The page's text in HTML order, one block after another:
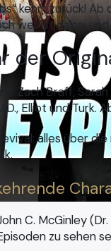
kehrt zurück!
wer ist dabei
der
Zach Braff,
Elliot und Turk.
C. McGinley
zu sehen